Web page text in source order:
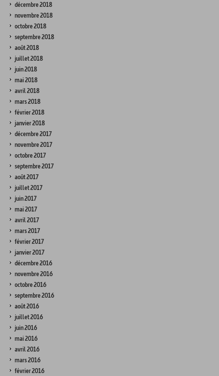
décembre 2018
novembre 2018
octobre 2018
septembre 2018
août 2018
juillet 2018
juin 2018
mai 2018
avril 2018
mars 2018
février 2018
janvier 2018
décembre 2017
novembre 2017
octobre 2017
septembre 2017
août 2017
juillet 2017
juin 2017
mai 2017
avril 2017
mars 2017
février 2017
janvier 2017
décembre 2016
novembre 2016
octobre 2016
septembre 2016
août 2016
juillet 2016
juin 2016
mai 2016
avril 2016
mars 2016
février 2016